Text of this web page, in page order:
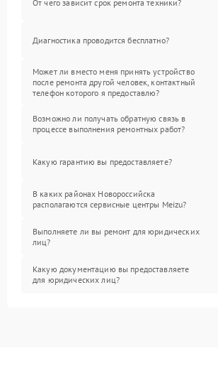
От чего зависит срок ремонта техники?
Диагностика проводится бесплатно?
Может ли вместо меня принять устройство
после ремонта другой человек, контактный
телефон которого я предоставлю?
Возможно ли получать обратную связь в
процессе выполнения ремонтных работ?
Какую гарантию вы предоставляете?
В каких районах Новороссийска
располагаются сервисные центры Meizu?
Выполняете ли вы ремонт для юридических
лиц?
Какую документацию вы предоставляете
для юридических лиц?